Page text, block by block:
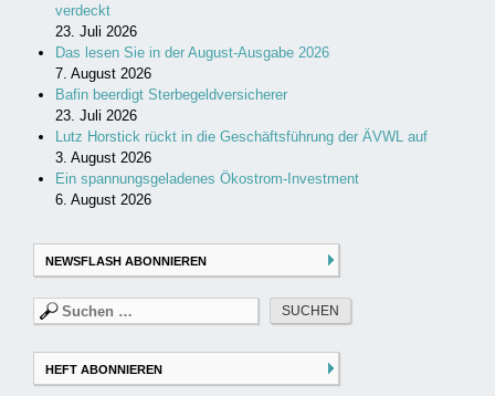
verdeckt
23. Juli 2026
Das lesen Sie in der August-Ausgabe 2026
7. August 2026
Bafin beerdigt Sterbegeldversicherer
23. Juli 2026
Lutz Horstick rückt in die Geschäftsführung der ÄVWL auf
3. August 2026
Ein spannungsgeladenes Ökostrom-Investment
6. August 2026
NEWSFLASH ABONNIEREN
Suchen
nach:
HEFT ABONNIEREN